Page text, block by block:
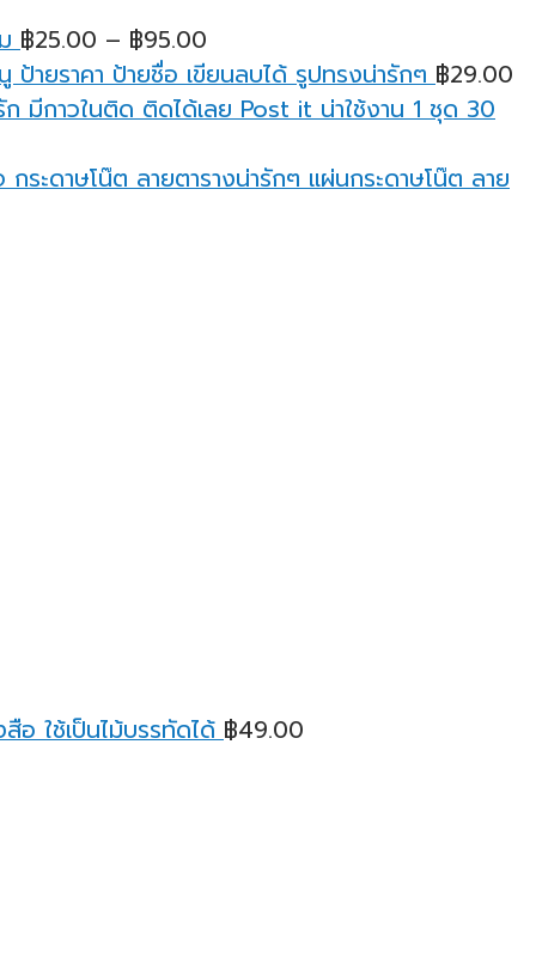
฿25.00 – ฿95.00
฿95.00
ป้ายราคา ป้ายชื่อ เขียนลบได้ รูปทรงน่ารักๆ ฿29.00
มีกาวในติด ติดได้เลย Post it น่าใช้งาน 1 ชุด 30
กระดาษโน๊ต ลายตารางน่ารักๆ แผ่นกระดาษโน๊ต ลาย
ใช้เป็นไม้บรรทัดได้ ฿49.00